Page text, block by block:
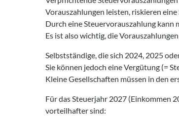
Vorauszahlungen leisten, riskieren
Durch eine Steuervorauszahlung kann
Es ist also wichtig, die
Selbstständige, die sich 2024, 2025
Sie können jedoch eine Vergütung (=
Kleine Gesellschaften müssen in den
Für das Steuerjahr 2027 (Einkommen
vorteilhafter sind: